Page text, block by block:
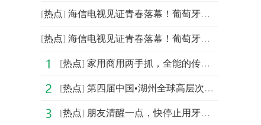
[热点] 海信电视见证青春落幕！葡萄牙无缘四强，C罗含泪告别世界
[热点] 海信电视见证青春落幕！葡萄牙无缘四强，C罗含泪告别世界
[热点] 家用商用两手抓，全能的传祺M6 PRO实在太香
[热点] 第四届中国•湖州全球高层次人才创新创业大赛北京城市赛
[热点] 朋友清醒一点，快停止用牙开瓶盖的迷惑行为